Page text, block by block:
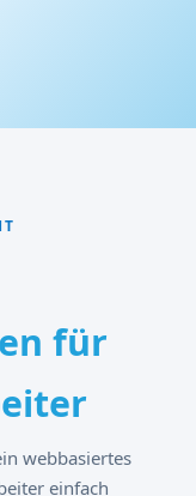
für
webbasiertes
einfach